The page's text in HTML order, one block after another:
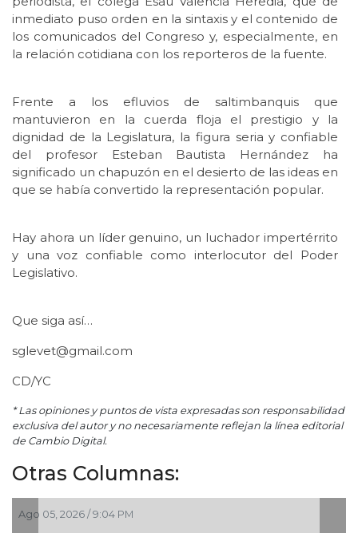
inmediato puso orden en la sintaxis y el contenido de
los comunicados del Congreso y, especialmente, en
la relación cotidiana con los reporteros de la fuente.
Frente a los efluvios de saltimbanquis que
mantuvieron en la cuerda floja el prestigio y la
dignidad de la Legislatura, la figura seria y confiable
del profesor Esteban Bautista Hernández ha
significado un chapuzón en el desierto de las ideas en
que se había convertido la representación popular.
Hay ahora un líder genuino, un luchador impertérrito
y una voz confiable como interlocutor del Poder
Legislativo.
Que siga así…
sglevet@gmail.com
CD/YC
* Las opiniones y puntos de vista expresadas son responsabilidad
exclusiva del autor y no necesariamente reflejan la línea editorial
de Cambio Digital.
Otras Columnas: